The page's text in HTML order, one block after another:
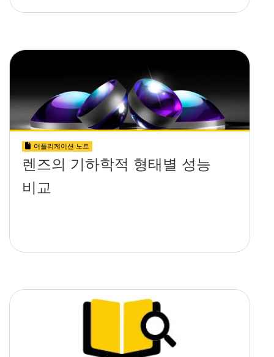
어플리케이션 노트
렌즈의 기하학적 형태별 성능
비교